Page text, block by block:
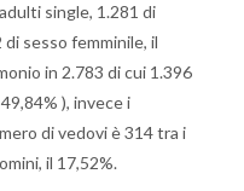
single, 1.281 di
di sesso femminile, il
in 2.783 di cui 1.396
), invece i
di vedovi è 314 tra i
il 17,52%.